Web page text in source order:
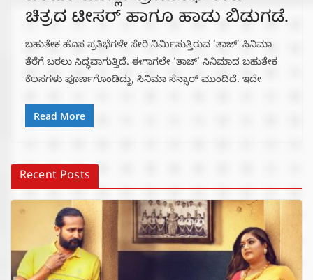
ಚಿತ್ರದ ಟೀಸರ್ ಹಾಗೂ ಹಾಡು ಬಿಡುಗಡೆ.
ಬಹುತೇಕ ಹೊಸ ಪ್ರತಿಭೆಗಳೇ ಸೇರಿ ನಿರ್ಮಿಸುತ್ತಿರುವ ‘ತಾಜ್’ ಸಿನಿಮಾ
ತೆರೆಗೆ ಬರಲು ಸಿದ್ಧವಾಗುತ್ತಿದೆ. ಈಗಾಗಲೇ ‘ತಾಜ್’ ಸಿನಿಮಾದ ಬಹುತೇಕ
ಕೆಲಸಗಳು ಪೂರ್ಣಗೊಂಡಿದ್ದು, ಸಿನಿಮಾ ಸೆನ್ಸಾರ್ ಮುಂದಿದೆ. ಇದೇ
Read More
Recent Posts